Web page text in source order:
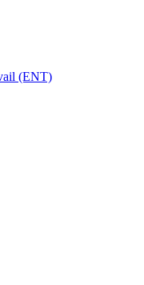
(ENT)